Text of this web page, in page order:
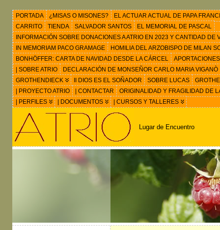
PORTADA ¿MISAS O MISONES?
EL ACTUAR ACTUAL DE PAPA
CARRITO
TIENDA SALVADOR SANTOS
EL MEMORIAL DE PASCAL
INFORMACIÓN SOBRE DONACIONES A ATRIO EN 2023 Y CANTIDAD
IN MEMORIAM PACO GRAMAGE
HOMILIA DEL ARZOBISPO DE MILAN
BONHÖFFER: CARTA DE NAVIDAD DESDE LA CÁRCEL
| SOBRE ATRIO
DECLARACIÓN DE MONSEÑOR CARLO MARIA VIGANÒ
GROTHENDIECK
II DIOS ES EL SOÑADOR SOBRE LUCAS
| PROYECTO ATRIO
| CONTACTAR
ORIGINALIDAD Y FRAGILIDAD DE
| PERFILES
| DOCUMENTOS | CURSOS Y TALLERES
Lugar de Encuentro